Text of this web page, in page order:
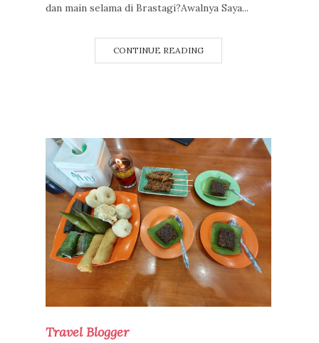
dan main selama di Brastagi?Awalnya Saya...
CONTINUE READING
Travel Blogger